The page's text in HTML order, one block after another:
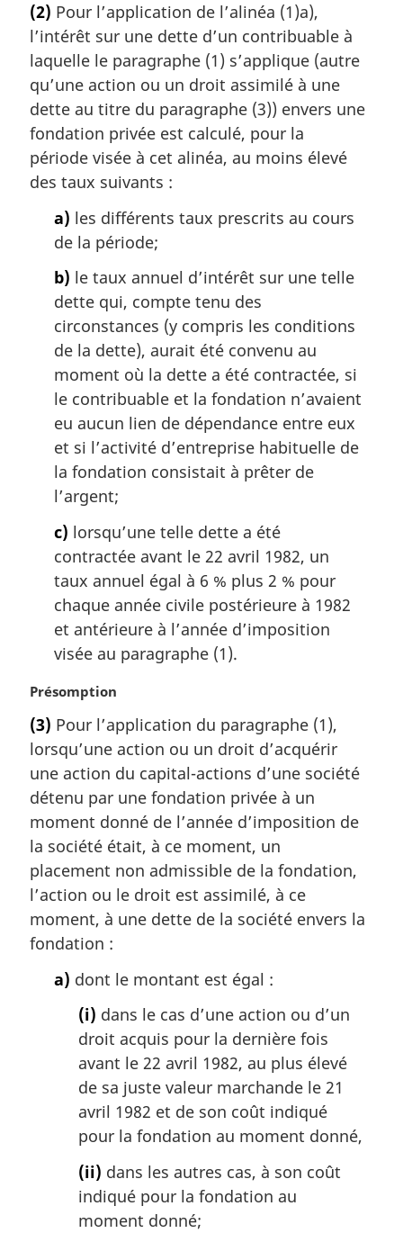
t
e
m
a
g
i
n
a
(2) Pour l’application de l’alinéa (1)a),
l’intérêt sur une dette d’un contribuable à
laquelle le paragraphe (1) s’applique (autre
qu’une action ou un droit assimilé à une
dette au titre du paragraphe (3)) envers une
fondation privée est calculé, pour la
période visée à cet alinéa, au moins élevé
des taux suivants :
a) les différents taux prescrits au cours
de la période;
b) le taux annuel d’intérêt sur une telle
dette qui, compte tenu des
circonstances (y compris les conditions
de la dette), aurait été convenu au
moment où la dette a été contractée, si
le contribuable et la fondation n’avaient
eu aucun lien de dépendance entre eux
et si l’activité d’entreprise habituelle de
la fondation consistait à prêter de
l’argent;
c) lorsqu’une telle dette a été
contractée avant le 22 avril 1982, un
taux annuel égal à 6 % plus 2 % pour
chaque année civile postérieure à 1982
et antérieure à l’année d’imposition
visée au paragraphe (1).
N
t
e
m
a
g
i
n
a
e
:
Présomption
(3) Pour l’application du paragraphe (1),
lorsqu’une action ou un droit d’acquérir
une action du capital-actions d’une société
détenu par une fondation privée à un
moment donné de l’année d’imposition de
la société était, à ce moment, un
placement non admissible de la fondation,
l’action ou le droit est assimilé, à ce
moment, à une dette de la société envers la
fondation :
a) dont le montant est égal :
(i) dans le cas d’une action ou d’un
droit acquis pour la dernière fois
avant le 22 avril 1982, au plus élevé
de sa juste valeur marchande le 21
avril 1982 et de son coût indiqué
pour la fondation au moment donné,
(ii) dans les autres cas, à son coût
indiqué pour la fondation au
moment donné;